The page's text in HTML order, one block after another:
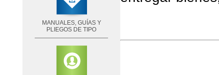
MANUALES, GUÍAS Y
PLIEGOS DE TIPO